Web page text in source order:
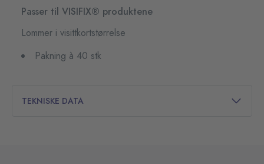
Passer til VISIFIX® produktene
Lommer i visittkortstørrelse
Pakning à 40 stk
TEKNISKE DATA